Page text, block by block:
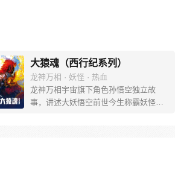
大猿魂（西行纪系列）
龙神万相 · 妖怪 · 热血
龙神万相宇宙旗下角色孙悟空独立故
事，讲述大妖悟空前世今生称霸妖怪大